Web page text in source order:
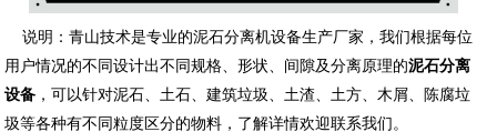
说明：青山技术是专业的泥石分离机设备生产厂家，我们根据每位
用户情况的不同设计出不同规格、形状、间隙及分离原理的泥石分离
设备 ，可以针对泥石、土石、建筑垃圾、土渣、土方、木屑、陈腐垃
圾等各种有不同粒度区分的物料，了解详情欢迎联系我们。